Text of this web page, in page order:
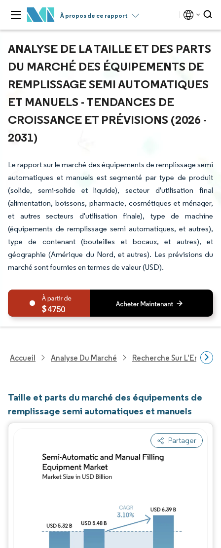
À propos de ce rapport
ANALYSE DE LA TAILLE ET DES PARTS
DU MARCHÉ DES ÉQUIPEMENTS DE
REMPLISSAGE SEMI AUTOMATIQUES
ET MANUELS - TENDANCES DE
CROISSANCE ET PRÉVISIONS (2026 -
2031)
Le rapport sur le marché des équipements de remplissage semi
automatiques et manuels est segmenté par type de produit
(solide, semi-solide et liquide), secteur d'utilisation final
(alimentation, boissons, pharmacie, cosmétiques et ménager,
et autres secteurs d'utilisation finale), type de machine
(équipements de remplissage semi automatiques, et autres),
type de contenant (bouteilles et bocaux, et autres), et
géographie (Amérique du Nord, et autres). Les prévisions du
marché sont fournies en termes de valeur (USD).
4750
Accueil Analyse Du Marché Recherche Sur
Taille et parts du marché des équipements de
remplissage semi automatiques et manuels
Partager